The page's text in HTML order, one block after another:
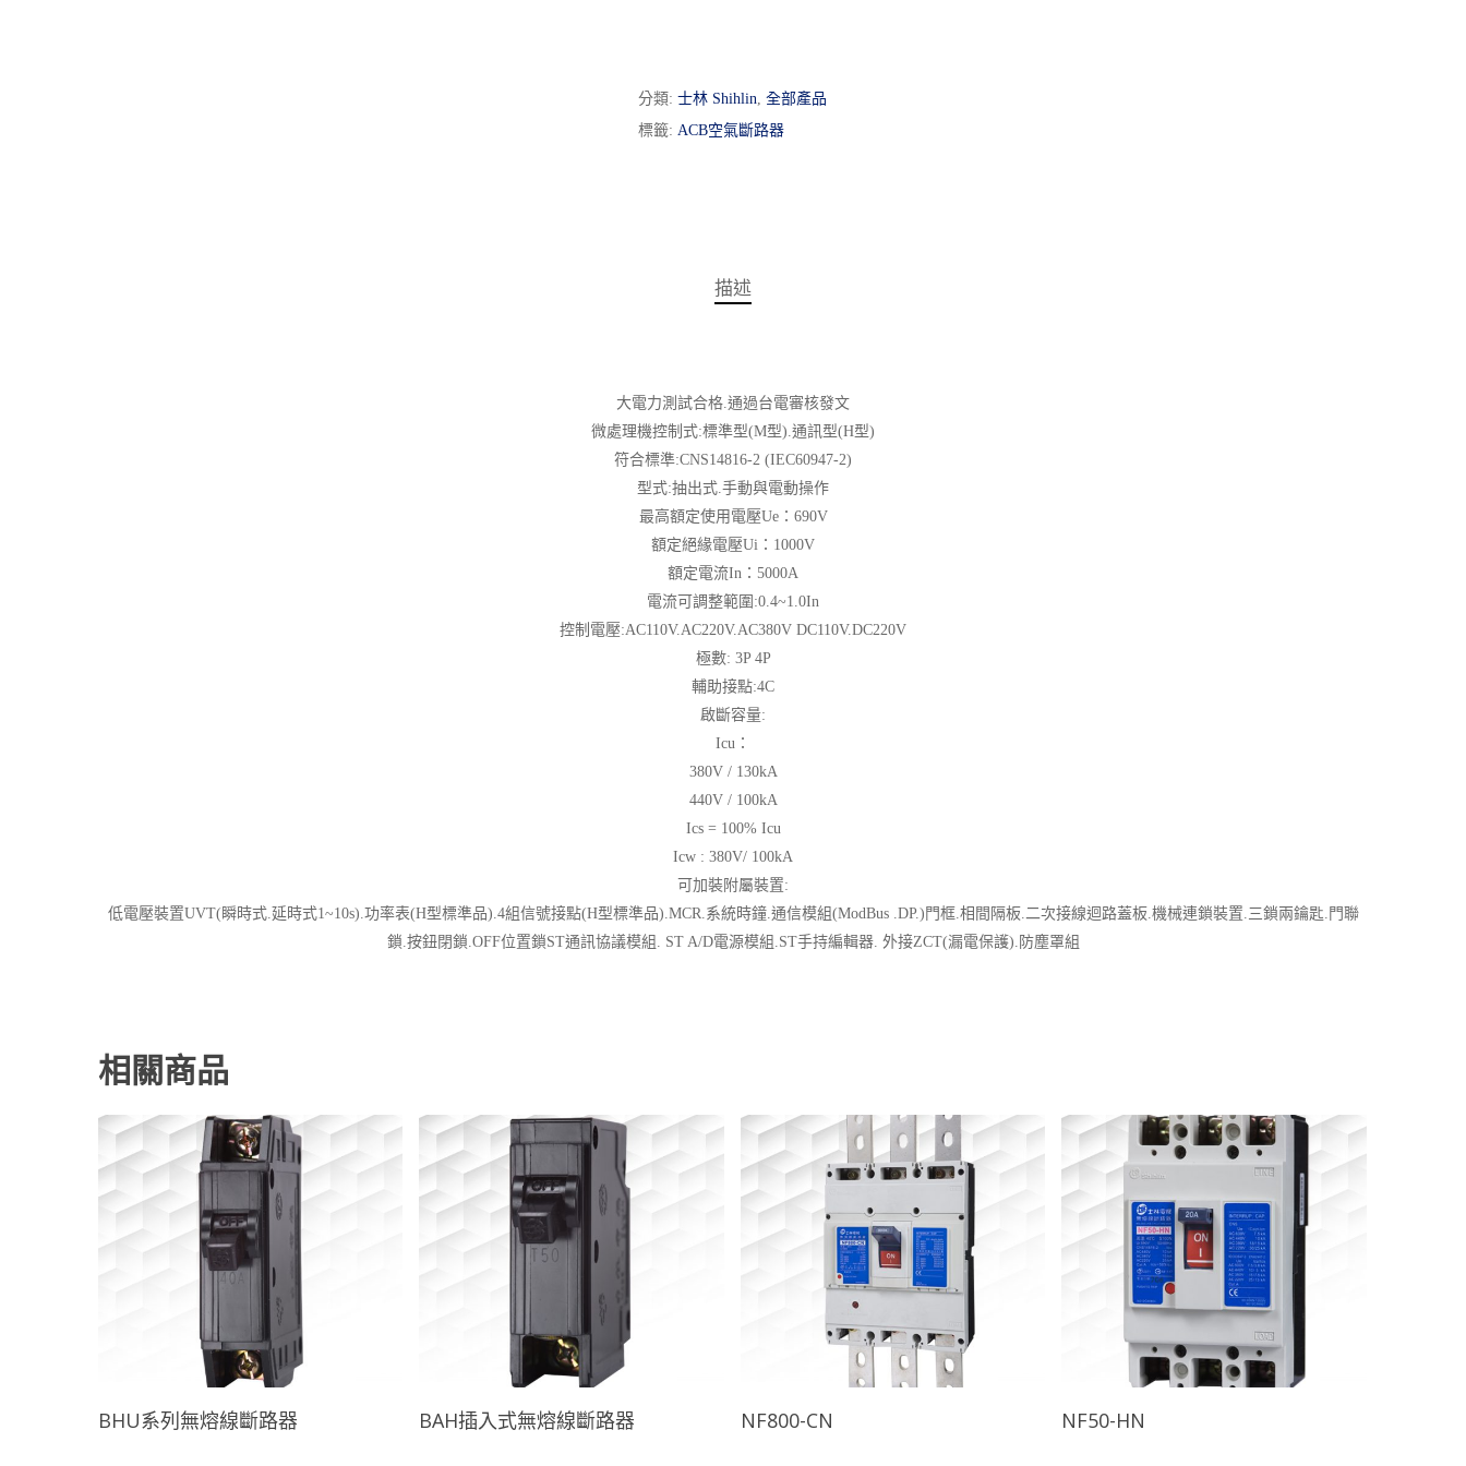
分類: 士林 Shihlin, 全部產品
標籤: ACB空氣斷路器
描述
大電力測試合格.通過台電審核發文
微處理機控制式:標準型(M型).通訊型(H型)
符合標準:CNS14816-2 (IEC60947-2)
型式:抽出式.手動與電動操作
最高額定使用電壓Ue：690V
額定絕緣電壓Ui：1000V
額定電流In：5000A
電流可調整範圍:0.4~1.0In
控制電壓:AC110V.AC220V.AC380V DC110V.DC220V
極數: 3P 4P
輔助接點:4C
啟斷容量:
Icu：
380V / 130kA
440V / 100kA
Ics = 100% Icu
Icw : 380V/ 100kA
可加裝附屬裝置:
低電壓裝置UVT(瞬時式.延時式1~10s).功率表(H型標準品).4組信號接點(H型標準品).MCR.系統時鐘.通信模組(ModBus .DP.)門框.相間隔板.二次接線迴路蓋板.機械連鎖裝置.三鎖兩鑰匙.門聯
鎖.按鈕閉鎖.OFF位置鎖ST通訊協議模組. ST A/D電源模組.ST手持編輯器. 外接ZCT(漏電保護).防塵罩組
相關商品
查看內容
BHU系列無熔線斷路器 查看內容
BAH插入式無熔線斷路器 NF800-CN NF50-HN